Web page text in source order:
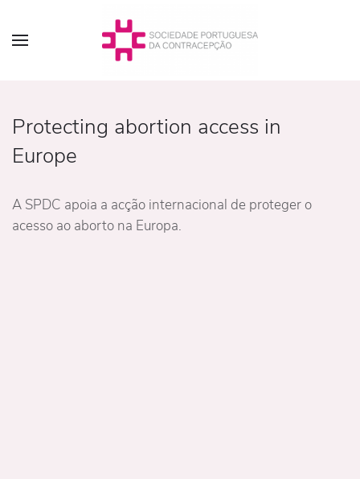
Protecting abortion access in
Europe
A SPDC apoia a acção internacional de proteger o
acesso ao aborto na Europa.